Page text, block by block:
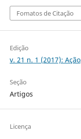
Fomatos de Citação
Edição
v. 21 n. 1 (2017):
Seção
Artigos
Licença